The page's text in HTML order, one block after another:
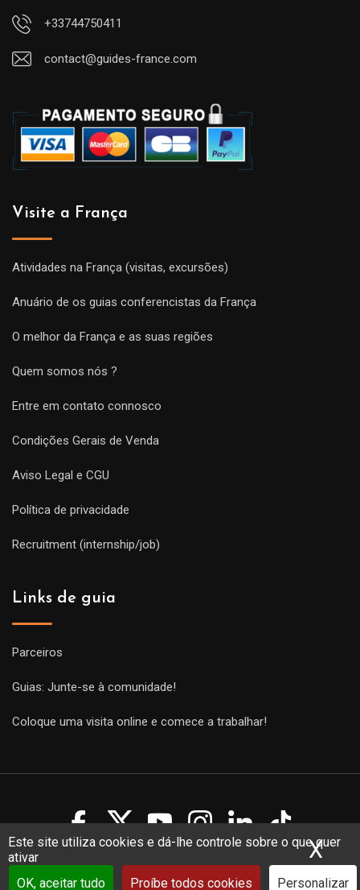
Este site utiliza cookies e dá-lhe controle sobre o que quer
ativar
OK, aceitar tudo
Proíbe todos cookies Personalizar
X
+33744750411
contact@guides-france.com
Visite a França
Atividades na França (visitas, excursões)
Anuário de os guias conferencistas da França
O melhor da França e as suas regiões
Quem somos nós ?
Entre em contato connosco
Condições Gerais de Venda
Aviso Legal e CGU
Política de privacidade
Recruitment (internship/job)
Links de guia
Parceiros
Guias: Junte-se à comunidade!
Coloque uma visita online e comece a trabalhar!
Copyright Guides 2021. Tous droits réservés.
Développement
web sur mesurepar iSoluce